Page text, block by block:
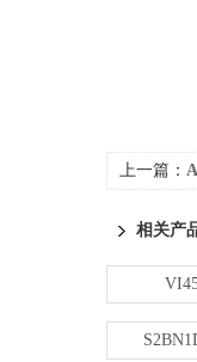
上一篇：
相关产